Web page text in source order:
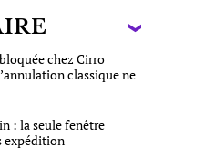
chez Cirro
classique ne
: la seule fenêtre
expédition